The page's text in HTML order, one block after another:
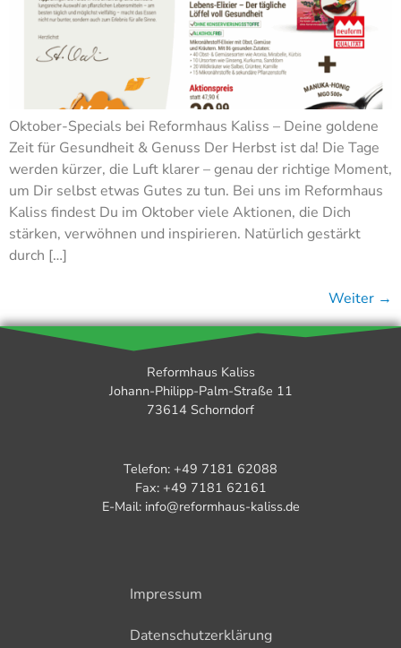
Oktober-Specials bei Reformhaus Kaliss – Deine goldene
Zeit für Gesundheit & Genuss Der Herbst ist da! Die Tage
werden kürzer, die Luft klarer – genau der richtige Moment,
um Dir selbst etwas Gutes zu tun. Bei uns im Reformhaus
Kaliss findest Du im Oktober viele Aktionen, die Dich
stärken, verwöhnen und inspirieren. Natürlich gestärkt
durch […]
Weiter →
Reformhaus Kaliss
Johann-Philipp-Palm-Straße 11
73614 Schorndorf
Telefon: +49 7181 62088
Fax: +49 7181 62161
E-Mail: info@reformhaus-kaliss.de
Impressum
Datenschutzerklärung